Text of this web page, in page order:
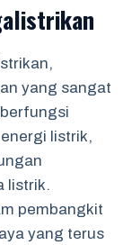
yang sangat
listrik,
listrik.
pembangkit
yang terus